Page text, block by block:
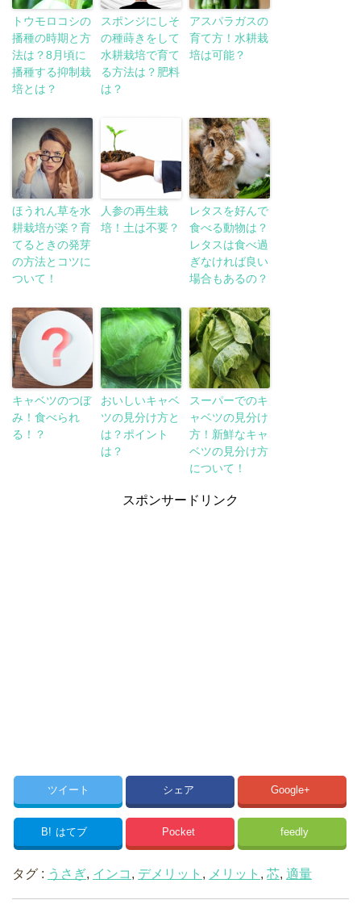
トウモロコシの
播種の時期と方
法は？8月頃に
播種する抑制栽
培とは？
スポンジにしそ
の種蒔きをして
水耕栽培で育て
る方法は？肥料
は？
アスパラガスの
育て方！水耕栽
培は可能？
ほうれん草を水
耕栽培が楽？育
てるときの発芽
の方法とコツに
ついて！
人参の再生栽
培！土は不要？
レタスを好んで
食べる動物は？
レタスは食べ過
ぎなければ良い
場合もあるの？
キャベツのつぼ
み！食べられ
る！？
おいしいキャベ
ツの見分け方と
は？ポイント
は？
スーパーでのキ
ャベツの見分け
方！新鮮なキャ
ベツの見分け方
について！
スポンサードリンク
ツイート シェア Google+
B! はてブ Pocket feedly
タグ : うさぎ, インコ , デメリット , メリット , 芯, 適量